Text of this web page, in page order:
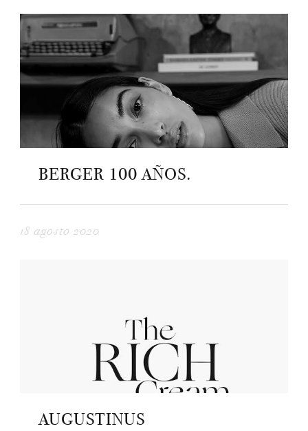
BERGER 100 AÑOS.
18 agosto 2020
AUGUSTINUS